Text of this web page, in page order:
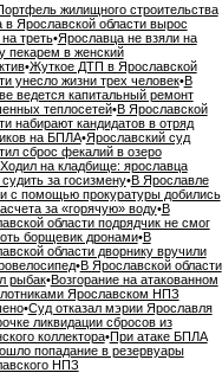
жилищного строительства
в Ярославской области вырос
треть•Ярославца не взяли на
пекарем в женский
•Жуткое ДТП в Ярославской
унесло жизни трех человек•В
ведется капитальный ремонт
теплосетей•В Ярославской
набирают кандидатов в отряд
на БПЛА•Ярославский суд
сброс фекалий в озеро
Ходил на кладбище: ярославца
за госизмену•В Ярославле
с помощью прокуратуры добились
за «горячую» воду•В
области подрядчик не смог
борщевик дронами•В
области дворнику вручили
•В Ярославской области
рыбак•Возгорание на атакованном
Ярославском НПЗ
•Суд отказал мэрии Ярославля
ликвидации сбросов из
коллектора•При атаке БПЛА
попадание в резервуары
НПЗ